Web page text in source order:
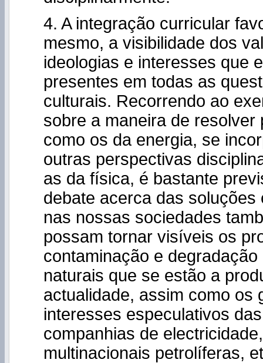
4. A integração curricular
mesmo, a visibilidade dos
ideologias e interesses que
presentes em todas as
culturais. Recorrendo ao
sobre a maneira de resolver
como os da energia, se
outras perspectivas
as da física, é bastante
debate acerca das soluções
nas nossas sociedades
possam tornar visíveis os
contaminação e
naturais que se estão a
actualidade, assim como os
interesses especulativos
companhias de
multinacionais petrolíferas,